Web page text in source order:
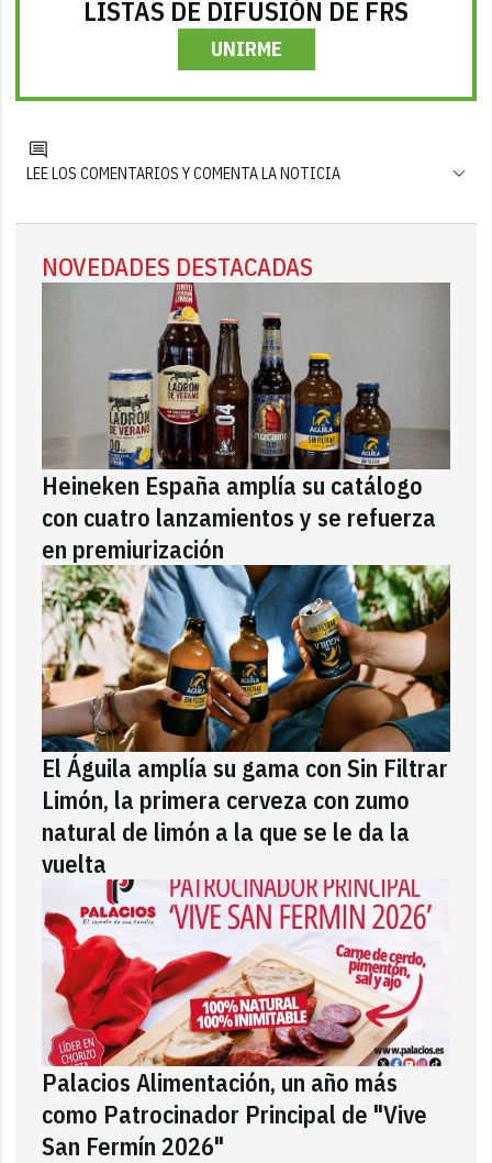
LISTAS DE DIFUSIÓN DE FRS
UNIRME
LEE LOS COMENTARIOS Y COMENTA LA NOTICIA
NOVEDADES DESTACADAS
Heineken España amplía su catálogo
con cuatro lanzamientos y se refuerza
en premiurización
El Águila amplía su gama con Sin Filtrar
Limón, la primera cerveza con zumo
natural de limón a la que se le da la
vuelta
Palacios Alimentación, un año más
como Patrocinador Principal de "Vive
San Fermín 2026"